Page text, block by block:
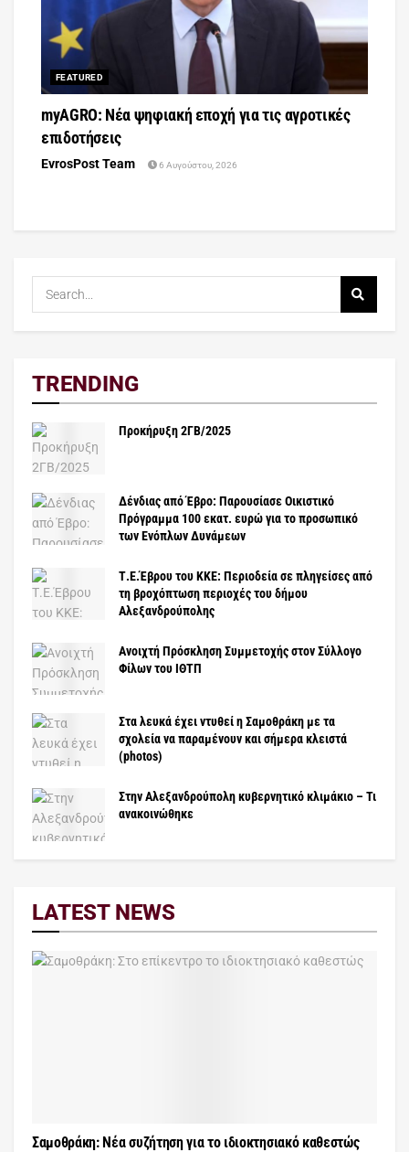
FEATURED
myAGRO: Νέα ψηφιακή εποχή για τις αγροτικές
επιδοτήσεις
EvrosPost Team 6 Αυγούστου, 2026
TRENDING
Προκήρυξη 2ΓΒ/2025
Δένδιας από Έβρο: Παρουσίασε Οικιστικό
Πρόγραμμα 100 εκατ. ευρώ για το προσωπικό
των Ενόπλων Δυνάμεων
Τ.Ε.Έβρου του ΚΚΕ: Περιοδεία σε πληγείσες από
τη βροχόπτωση περιοχές του δήμου
Αλεξανδρούπολης
Ανοιχτή Πρόσκληση Συμμετοχής στον Σύλλογο
Φίλων του ΙΘΤΠ
Στα λευκά έχει ντυθεί η Σαμοθράκη με τα
σχολεία να παραμένουν και σήμερα κλειστά
(photos)
Στην Αλεξανδρούπολη κυβερνητικό κλιμάκιο – Τι
ανακοινώθηκε
LATEST NEWS
Σαμοθράκη: Νέα συζήτηση για το ιδιοκτησιακό καθεστώς